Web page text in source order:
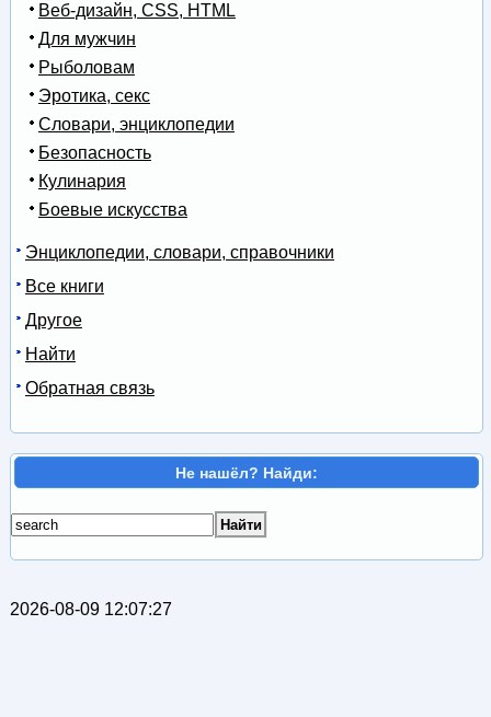
Веб-дизайн, CSS, HTML
Для мужчин
Рыболовам
Эротика, секс
Словари, энциклопедии
Безопасность
Кулинария
Боевые искусства
Энциклопедии, словари, справочники
Все книги
Другое
Найти
Обратная связь
Не нашёл? Найди:
2026-08-09 12:07:27